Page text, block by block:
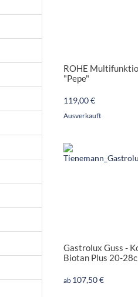
ROHE
"Pepe"
119,00 €
Ausverkauft
Gastrolux Guss -
Biotan Plus 20-
ab 107,50 €